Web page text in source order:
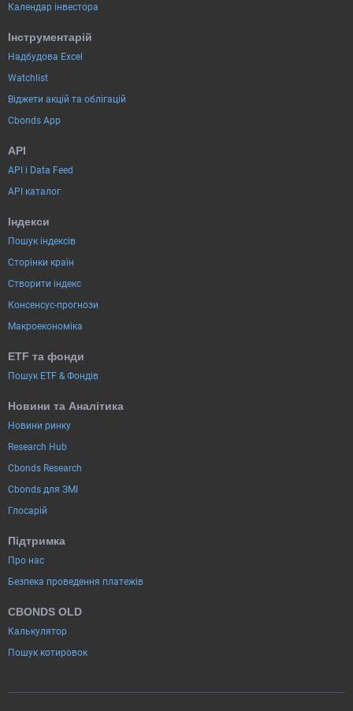
Календар інвестора
Інструментарій
Надбудова Excel
Watchlist
Віджети акцій та облігацій
Cbonds App
API
API і Data Feed
API каталог
Індекси
Пошук індексів
Сторінки країн
Створити індекс
Консенсус-прогнози
Макроекономіка
ETF та фонди
Пошук ETF & Фондів
Новини та Аналітика
Новини ринку
Research Hub
Cbonds Research
Cbonds для ЗМІ
Глосарій
Підтримка
Про нас
Безпека проведення платежів
CBONDS OLD
Калькулятор
Пошук котировок